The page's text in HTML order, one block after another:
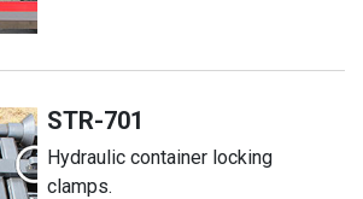
STR-701
Hydraulic container locking
clamps.